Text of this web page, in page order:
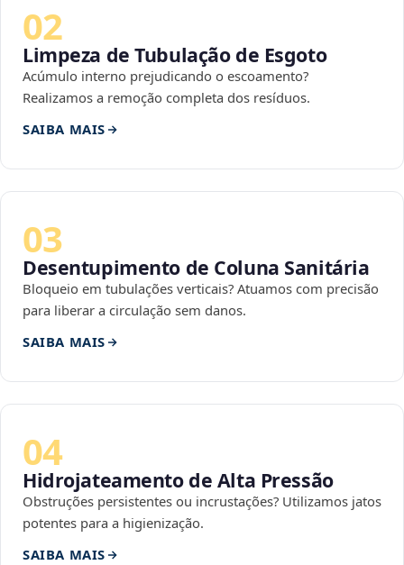
02
Limpeza de Tubulação de Esgoto
Acúmulo interno prejudicando o escoamento?
Realizamos a remoção completa dos resíduos.
SAIBA MAIS
03
Desentupimento de Coluna Sanitária
Bloqueio em tubulações verticais? Atuamos com precisão
para liberar a circulação sem danos.
SAIBA MAIS
04
Hidrojateamento de Alta Pressão
Obstruções persistentes ou incrustações? Utilizamos jatos
potentes para a higienização.
SAIBA MAIS